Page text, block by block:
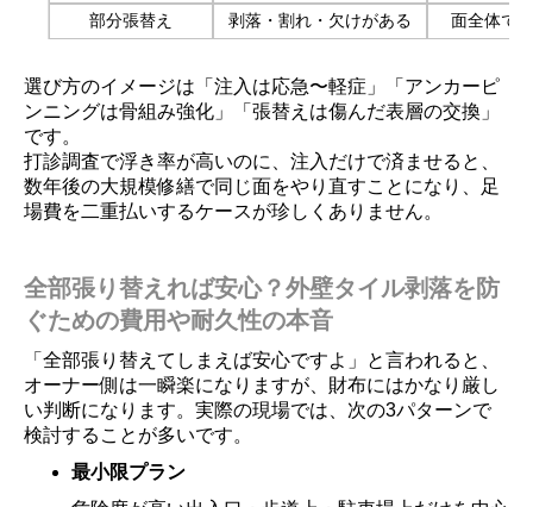
部分張替え 剥落・割れ・欠けがある 面全体で
選び方のイメージは「注入は応急〜軽症」「アンカーピ
ンニングは骨組み強化」「張替えは傷んだ表層の交換」
です。
打診調査で浮き率が高いのに、注入だけで済ませると、
数年後の大規模修繕で同じ面をやり直すことになり、足
場費を二重払いするケースが珍しくありません。
全部張り替えれば安心？外壁タイル剥落を防
ぐための費用や耐久性の本音
「全部張り替えてしまえば安心ですよ」と言われると、
オーナー側は一瞬楽になりますが、財布にはかなり厳し
い判断になります。実際の現場では、次の3パターンで
検討することが多いです。
最小限プラン